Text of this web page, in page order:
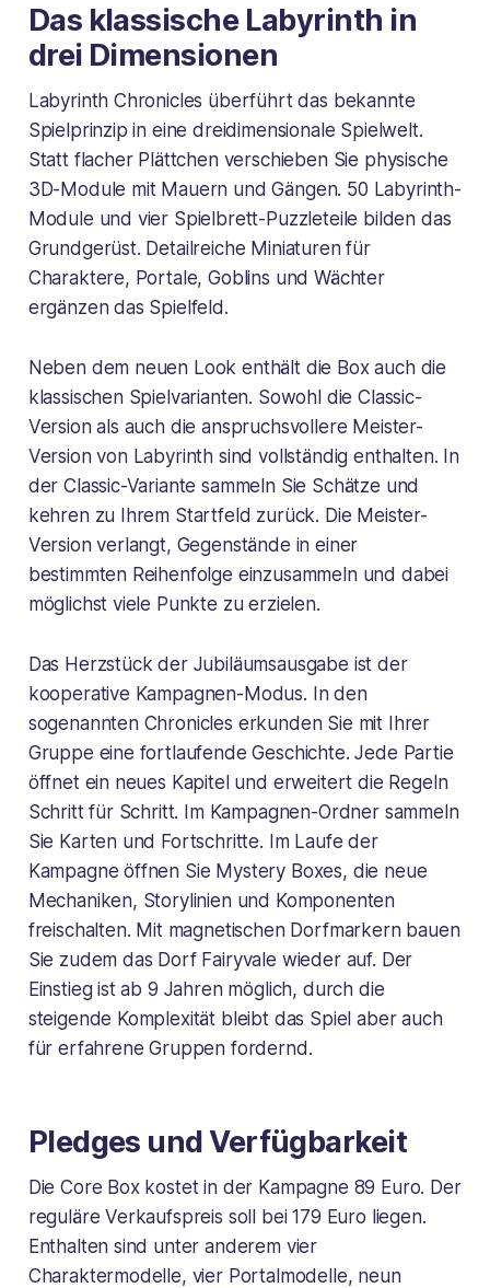
Das klassische Labyrinth in
drei Dimensionen
Labyrinth Chronicles überführt das bekannte
Spielprinzip in eine dreidimensionale Spielwelt.
Statt flacher Plättchen verschieben Sie physische
3D-Module mit Mauern und Gängen. 50 Labyrinth-
Module und vier Spielbrett-Puzzleteile bilden das
Grundgerüst. Detailreiche Miniaturen für
Charaktere, Portale, Goblins und Wächter
ergänzen das Spielfeld.
Neben dem neuen Look enthält die Box auch die
klassischen Spielvarianten. Sowohl die Classic-
Version als auch die anspruchsvollere Meister-
Version von Labyrinth sind vollständig enthalten. In
der Classic-Variante sammeln Sie Schätze und
kehren zu Ihrem Startfeld zurück. Die Meister-
Version verlangt, Gegenstände in einer
bestimmten Reihenfolge einzusammeln und dabei
möglichst viele Punkte zu erzielen.
Das Herzstück der Jubiläumsausgabe ist der
kooperative Kampagnen-Modus. In den
sogenannten Chronicles erkunden Sie mit Ihrer
Gruppe eine fortlaufende Geschichte. Jede Partie
öffnet ein neues Kapitel und erweitert die Regeln
Schritt für Schritt. Im Kampagnen-Ordner sammeln
Sie Karten und Fortschritte. Im Laufe der
Kampagne öffnen Sie Mystery Boxes, die neue
Mechaniken, Storylinien und Komponenten
freischalten. Mit magnetischen Dorfmarkern bauen
Sie zudem das Dorf Fairyvale wieder auf. Der
Einstieg ist ab 9 Jahren möglich, durch die
steigende Komplexität bleibt das Spiel aber auch
für erfahrene Gruppen fordernd.
Pledges und Verfügbarkeit
Die Core Box kostet in der Kampagne 89 Euro. Der
reguläre Verkaufspreis soll bei 179 Euro liegen.
Enthalten sind unter anderem vier
Charaktermodelle, vier Portalmodelle, neun